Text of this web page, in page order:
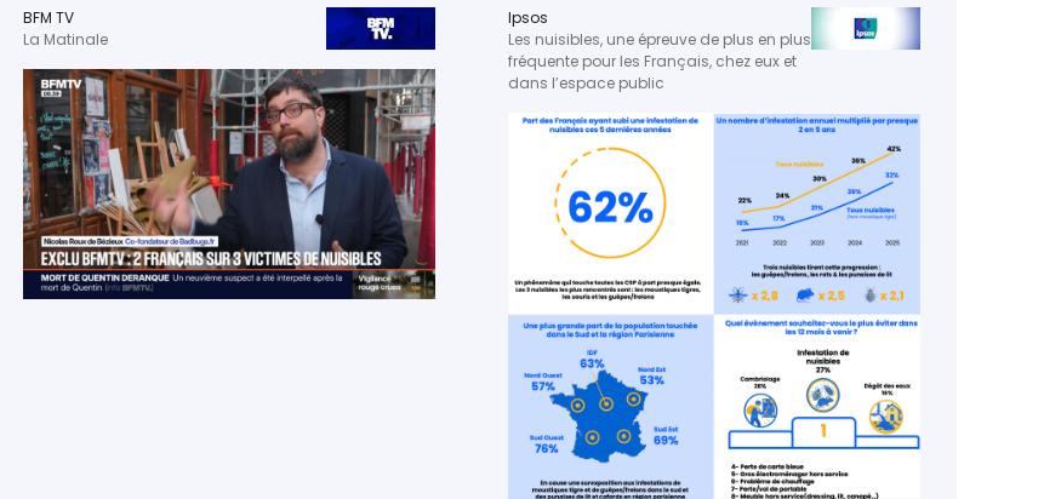
BFM TV
La Matinale
Ipsos
Les nuisibles, une épreuve de plus en plus
fréquente pour les Français, chez eux et
dans l’espace public